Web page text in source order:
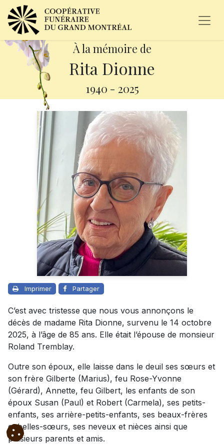
À la mémoire de
Rita Dionne
1940 - 2025
Imprimer Partager
C’est avec tristesse que nous vous annonçons le
décès de madame Rita Dionne, survenu le 14 octobre
2025, à l’âge de 85 ans. Elle était l’épouse de monsieur
Roland Tremblay.
Outre son époux, elle laisse dans le deuil ses sœurs et
son frère Gilberte (Marius), feu Rose-Yvonne
(Gérard), Annette, feu Gilbert, les enfants de son
époux Susan (Paul) et Robert (Carmela), ses petits-
enfants, ses arrière-petits-enfants, ses beaux-frères
et belles-sœurs, ses neveux et nièces ainsi que
plusieurs parents et amis.